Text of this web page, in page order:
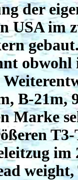
der
USA im
obwohl
B-21m,
Marke